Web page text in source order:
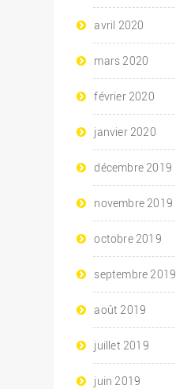
avril 2020
mars 2020
février 2020
janvier 2020
décembre 2019
novembre 2019
octobre 2019
septembre 2019
août 2019
juillet 2019
juin 2019